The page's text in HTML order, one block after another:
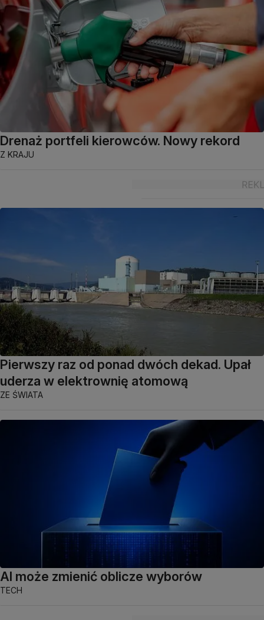
Drenaż portfeli kierowców. Nowy rekord
Z KRAJU
Pierwszy raz od ponad dwóch dekad. Upał
uderza w elektrownię atomową
ZE ŚWIATA
AI może zmienić oblicze wyborów
TECH